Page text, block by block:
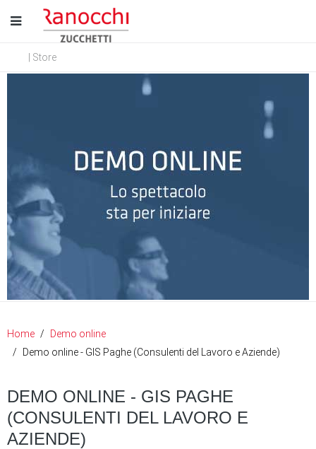
| Store
Home
Demo online
Demo online - GIS Paghe (Consulenti del Lavoro e Aziende)
DEMO ONLINE - GIS PAGHE
(CONSULENTI DEL LAVORO E
AZIENDE)